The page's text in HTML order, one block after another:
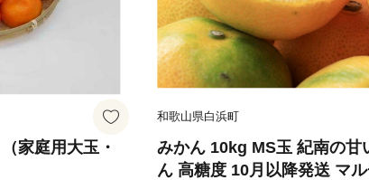
家庭用大玉・
和歌山県白浜町
みかん 10kg MS玉 紀南の甘
ん 高糖度 10月以降発送 マ